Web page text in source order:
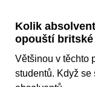
Kolik
opouští
Většinou v těchto
studentů. Když se